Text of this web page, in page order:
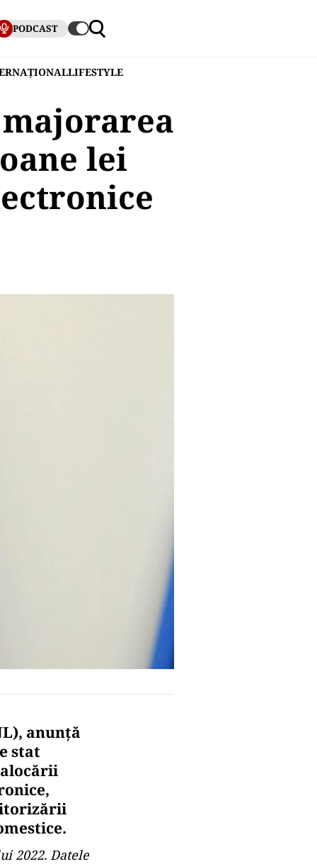
PODCAST
LIFESTYLE
lei
anunţă
stat
2022. Datele